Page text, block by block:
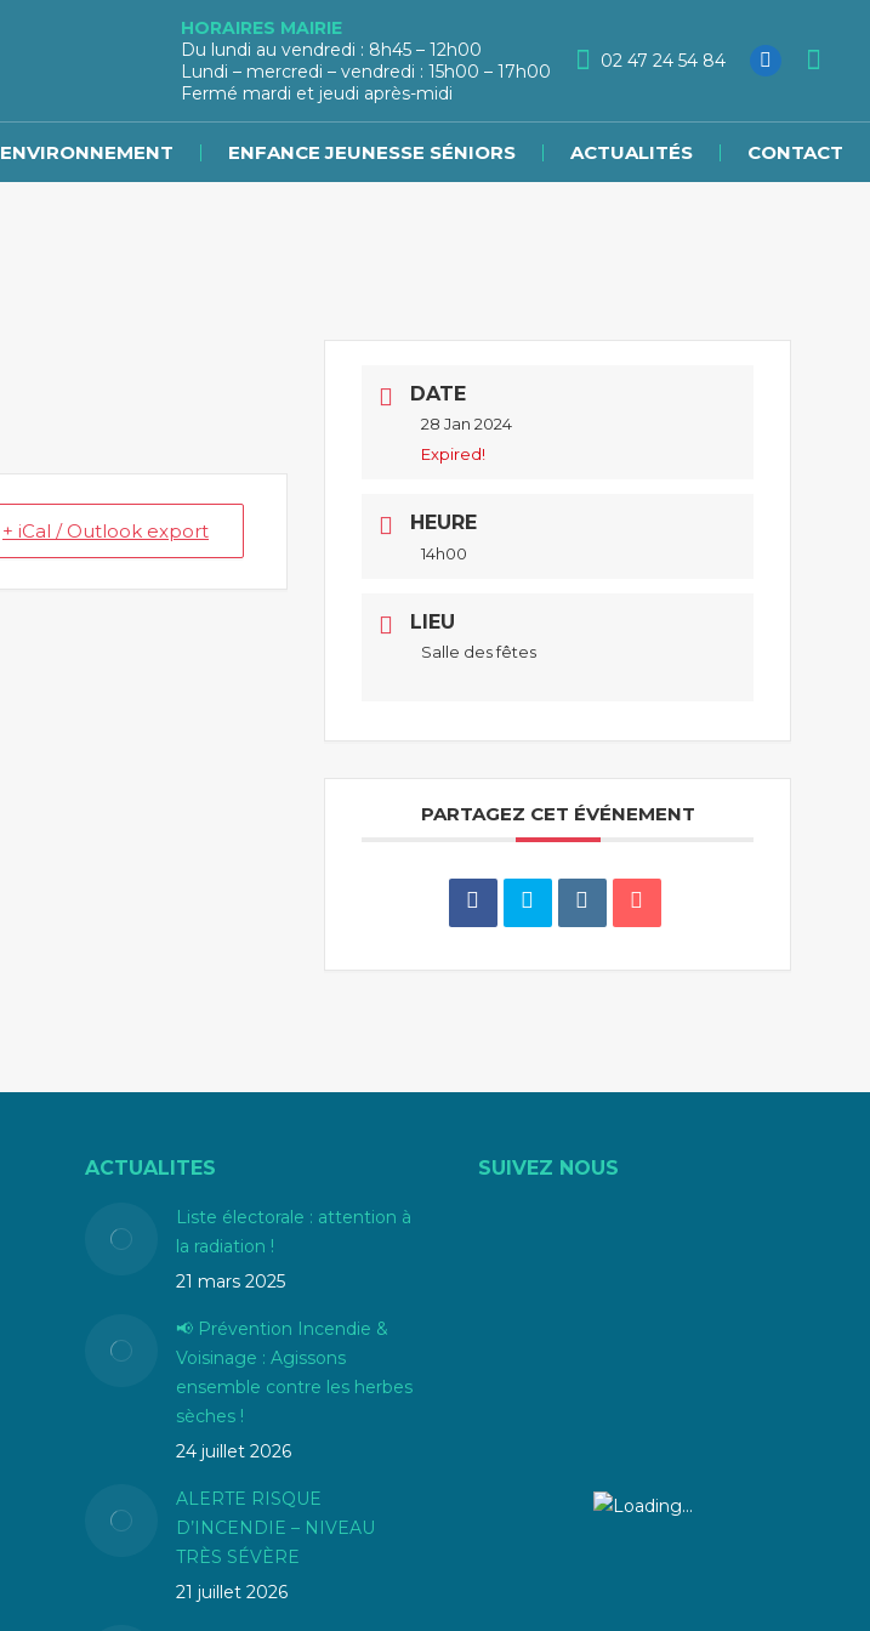
HORAIRES MAIRIE
Du lundi au vendredi : 8h45 – 12h00
Lundi – mercredi – vendredi : 15h00 – 17h00
Fermé mardi et jeudi après-midi
02 47 24 54 84
ENVIRONNEMENT ENFANCE JEUNESSE SÉNIORS ACTUALITÉS CONTACT
+ iCal / Outlook export
DATE
28 Jan 2024
Expired!
HEURE
14h00
LIEU
Salle des fêtes
PARTAGEZ CET ÉVÉNEMENT
ACTUALITES
Liste électorale : attention à
la radiation !
21 mars 2025
📢 Prévention Incendie &
Voisinage : Agissons
ensemble contre les herbes
sèches !
24 juillet 2026
ALERTE RISQUE
D’INCENDIE – NIVEAU
TRÈS SÉVÈRE
21 juillet 2026
SUIVEZ NOUS